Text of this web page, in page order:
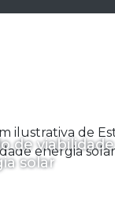
de viabilidade
solar